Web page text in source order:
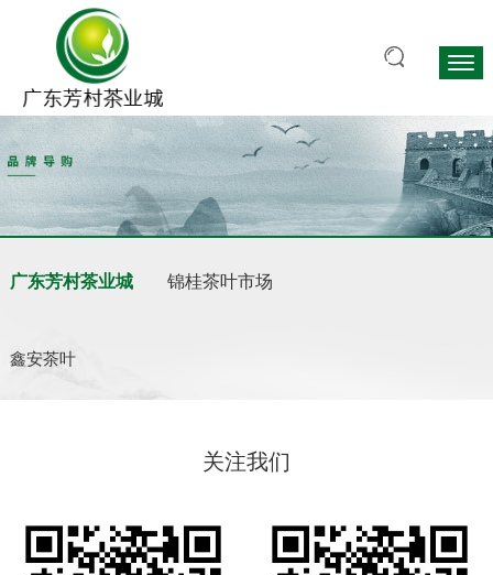
广东芳村茶业城 锦桂茶叶市场
鑫安茶叶
关注我们